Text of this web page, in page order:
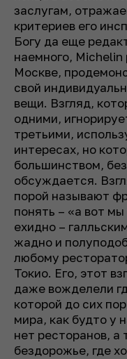
заслугам,
критериев его
Богу да еще
наемного,
Москве,
свой
вещи. Взгляд,
одними,
третьими,
интересах, но
большинством,
обсуждается.
порой называют
понять – «а вот
ехидно –
жадно и
любому
Токио. Его, этот
даже вожделели
которой до сих
мира, как будто у
нет ресторанов, а
бездорожье, где